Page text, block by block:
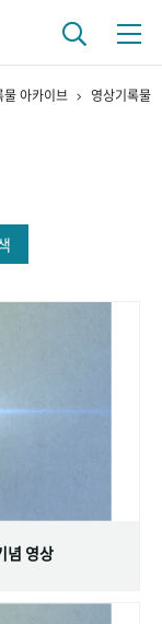
자들
영상 기록물
물 아카이브 영상기록물
념 영상